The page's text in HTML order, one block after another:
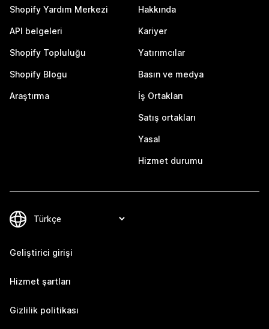
Shopify Yardım Merkezi
API belgeleri
Shopify Topluluğu
Shopify Blogu
Araştırma
Hakkında
Kariyer
Yatırımcılar
Basın ve medya
İş Ortakları
Satış ortakları
Yasal
Hizmet durumu
Geliştirici girişi
Hizmet şartları
Gizlilik politikası